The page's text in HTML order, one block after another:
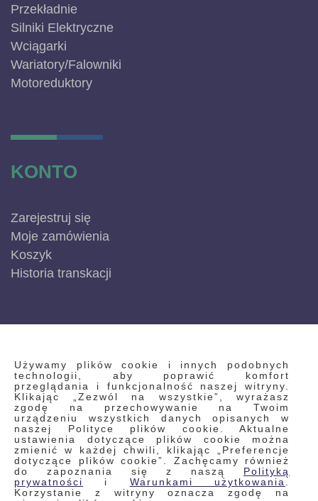
Używamy plików cookie i innych podobnych
technologii, aby poprawić komfort
przeglądania i funkcjonalność naszej witryny.
Klikając „Zezwól na wszystkie”, wyrażasz
zgodę na przechowywanie na Twoim
urządzeniu wszystkich danych opisanych w
naszej Polityce plików cookie. Aktualne
ustawienia dotyczące plików cookie można
zmienić w każdej chwili, klikając „Preferencje
dotyczące plików cookie”. Zachęcamy również
do zapoznania się z naszą Polityką
prywatności
i Warunkami użytkowania
Korzystanie z witryny oznacza zgodę na
Przekładnie
Silniki Elektryczne
Wciągarki
Wariatory/Falowniki
Motoreduktory
KONTO
Zarejestruj się
Moje zamówienia
Koszyk
Historia transkacji
INFORMACJE
Regulamin
Polityka prywatności i pliki cookie
Wyszukiwane frazy
Wyszukiwanie zaawansowane
Zamówienia